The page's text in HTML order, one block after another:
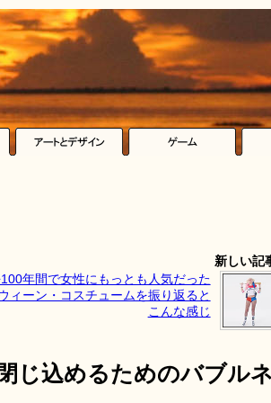
新しい記
年間で女性にもっとも人気だった
ィーン・コスチュームを振り返ると
こんな感じ
じ込めるためのバブル